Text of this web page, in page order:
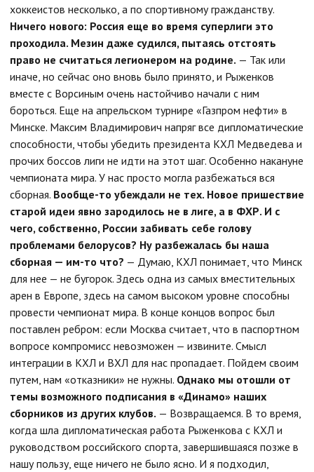
хоккеистов несколько, а по спортивному гражданству.
Ничего нового: Россия еще во время суперлиги это
проходила. Мезин даже судился, пытаясь отстоять
право не считаться легионером на родине. — Так или
иначе, но сейчас оно вновь было принято, и Рыженков
вместе с Ворсиным очень настойчиво начали с ним
бороться. Еще на апрельском турнире «Газпром нефти» в
Минске. Максим Владимирович напряг все дипломатические
способности, чтобы убедить президента КХЛ Медведева и
прочих боссов лиги не идти на этот шаг. Особенно накануне
чемпионата мира. У нас просто могла разбежаться вся
сборная. Вообще-то убеждали не тех. Новое пришествие
старой идеи явно зародилось не в лиге, а в ФХР. И с
чего, собственно, России забивать себе голову
проблемами белорусов? Ну разбежалась бы наша
сборная — им-то что? — Думаю, КХЛ понимает, что Минск
для нее — не бугорок. Здесь одна из самых вместительных
арен в Европе, здесь на самом высоком уровне способны
провести чемпионат мира. В конце концов вопрос был
поставлен ребром: если Москва считает, что в паспортном
вопросе компромисс невозможен — извините. Смысл
интеграции в КХЛ и ВХЛ для нас пропадает. Пойдем своим
путем, нам «отказники» не нужны. Однако мы отошли от
темы возможного подписания в «Динамо» наших
сборников из других клубов. — Возвращаемся. В то время,
когда шла дипломатическая работа Рыженкова с КХЛ и
руководством российского спорта, завершившаяся позже в
нашу пользу, еще ничего не было ясно. И я подходил,